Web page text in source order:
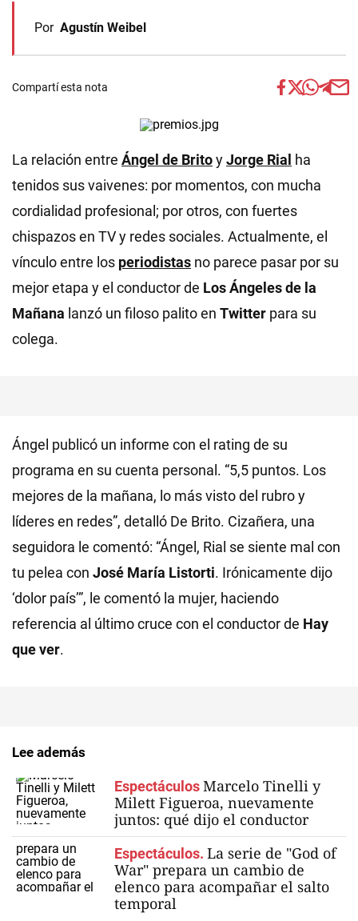
Por Agustín Weibel
Compartí esta nota
La relación entre Ángel de BritoyJorge Rial ha
tenidos sus vaivenes: por momentos, con mucha
cordialidad profesional; por otros, con fuertes
chispazos en TV y redes sociales. Actualmente, el
vínculo entre los periodistas no parece pasar por su
mejor etapa y el conductor de Los Ángeles de la
Mañana lanzó un filoso palito en Twitter para su
colega.
Ángel publicó un informe con el rating de su
programa en su cuenta personal. “5,5 puntos. Los
mejores de la mañana, lo más visto del rubro y
líderes en redes”, detalló De Brito. Cizañera, una
seguidora le comentó: “Ángel, Rial se siente mal con
tu pelea con José María Listorti. Irónicamente dijo
‘dolor país’”, le comentó la mujer, haciendo
referencia al último cruce con el conductor de Hay
que ver.
Lee además
EspectáculosMarcelo Tinelli y
Milett Figueroa, nuevamente
juntos: qué dijo el conductor
Espectáculos. La serie de "God of
War" prepara un cambio de
elenco para acompañar el salto
temporal